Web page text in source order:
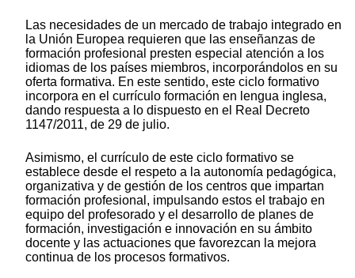
Las necesidades de un mercado de trabajo integrado en
la Unión Europea requieren que las enseñanzas de
formación profesional presten especial atención a los
idiomas de los países miembros, incorporándolos en su
oferta formativa. En este sentido, este ciclo formativo
incorpora en el currículo formación en lengua inglesa,
dando respuesta a lo dispuesto en el Real Decreto
1147/2011, de 29 de julio.
Asimismo, el currículo de este ciclo formativo se
establece desde el respeto a la autonomía pedagógica,
organizativa y de gestión de los centros que impartan
formación profesional, impulsando estos el trabajo en
equipo del profesorado y el desarrollo de planes de
formación, investigación e innovación en su ámbito
docente y las actuaciones que favorezcan la mejora
continua de los procesos formativos.